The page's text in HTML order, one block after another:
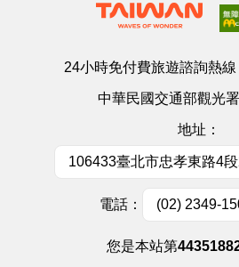
24小時免付費旅遊諮詢熱線
中華民國交通部觀光
地址：
106433臺北市忠孝東路4
電話： (02) 2349-
您是本站第